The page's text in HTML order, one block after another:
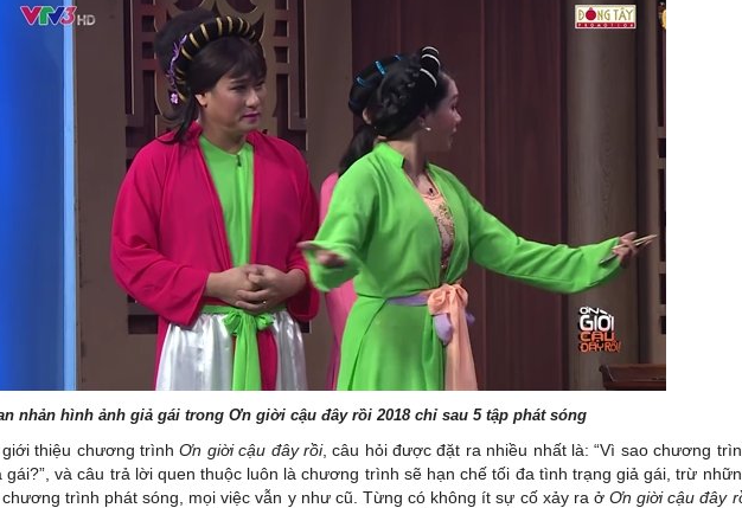
nhản hình ảnh giả gái trong Ơn giời cậu đây rồi 2018 chỉ sau 5 tập phát sóng
giới thiệu chương trìnhƠn giời cậu đây rồi, câu hỏi được đặt ra nhiều nhất là: “Vì sao chương
gái?”, và câu trả lời quen thuộc luôn là chương trình sẽ hạn chế tối đa tình trạng giả gái, trừ
trình phát sóng, mọi việc vẫn y như cũ. Từng có không ít sự cố xảy ra ở Ơn giời cậu đây